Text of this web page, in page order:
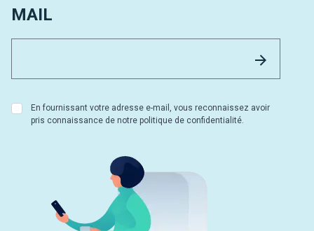
MAIL
En fournissant votre adresse e-mail, vous reconnaissez avoir
pris connaissance de notre politique de confidentialité.